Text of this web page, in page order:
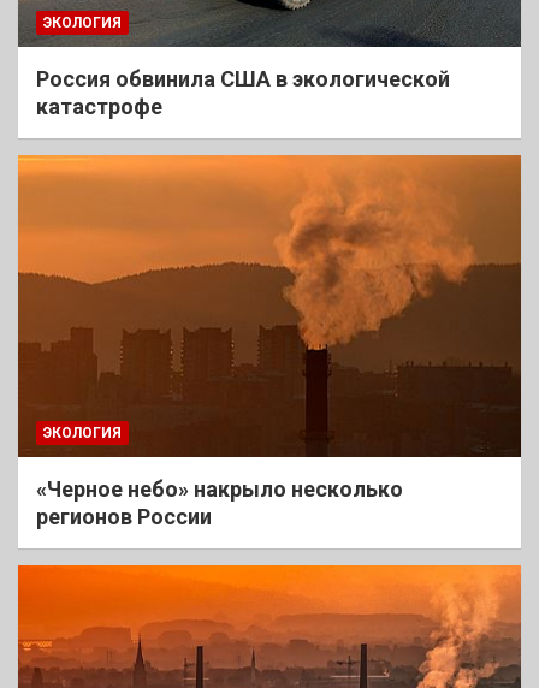
ЭКОЛОГИЯ
Россия обвинила США в экологической
катастрофе
ЭКОЛОГИЯ
«Черное небо» накрыло несколько
регионов России